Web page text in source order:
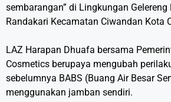
sembarangan” di Lingkungan
Randakari Kecamatan Ciwandan Kota
LAZ Harapan Dhuafa bersama
Cosmetics berupaya mengubah
sebelumnya BABS (Buang Air Besar
menggunakan jamban sendiri.